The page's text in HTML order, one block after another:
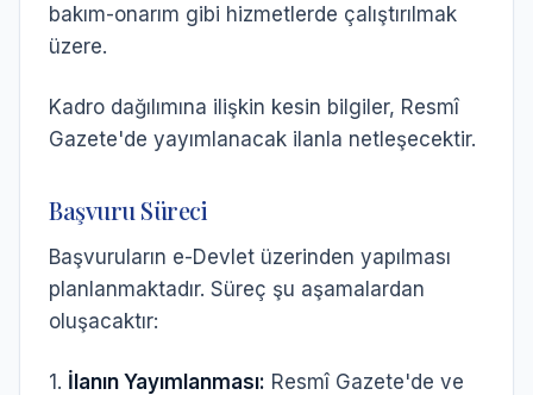
bakım-onarım gibi hizmetlerde çalıştırılmak
üzere.
Kadro dağılımına ilişkin kesin bilgiler, Resmî
Gazete'de yayımlanacak ilanla netleşecektir.
Başvuru Süreci
Başvuruların e-Devlet üzerinden yapılması
planlanmaktadır. Süreç şu aşamalardan
oluşacaktır:
1. İlanın Yayımlanması: Resmî Gazete'de ve